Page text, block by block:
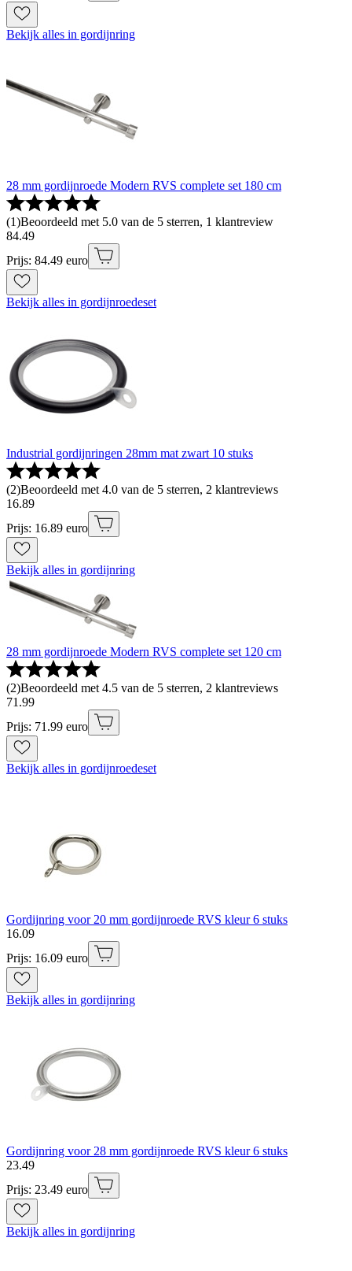
Bekijk alles in gordijnring
28 mm gordijnroede Modern RVS complete set 180 cm
(1)Beoordeeld met 5.0 van de 5 sterren, 1 klantreview
84.49
Prijs: 84.49 euro
Bekijk alles in gordijnroedeset
Industrial gordijnringen 28mm mat zwart 10 stuks
(2)Beoordeeld met 4.0 van de 5 sterren, 2 klantreviews
16.89
Prijs: 16.89 euro
Bekijk alles in gordijnring
28 mm gordijnroede Modern RVS complete set 120 cm
(2)Beoordeeld met 4.5 van de 5 sterren, 2 klantreviews
71 .99
Prijs: 71.99 euro
Bekijk alles in gordijnroedeset
Gordijnring voor 20 mm gordijnroede RVS kleur 6 stuks
16.09
Prijs: 16.09 euro
Bekijk alles in gordijnring
Gordijnring voor 28 mm gordijnroede RVS kleur 6 stuks
23.49
Prijs: 23.49 euro
Bekijk alles in gordijnring